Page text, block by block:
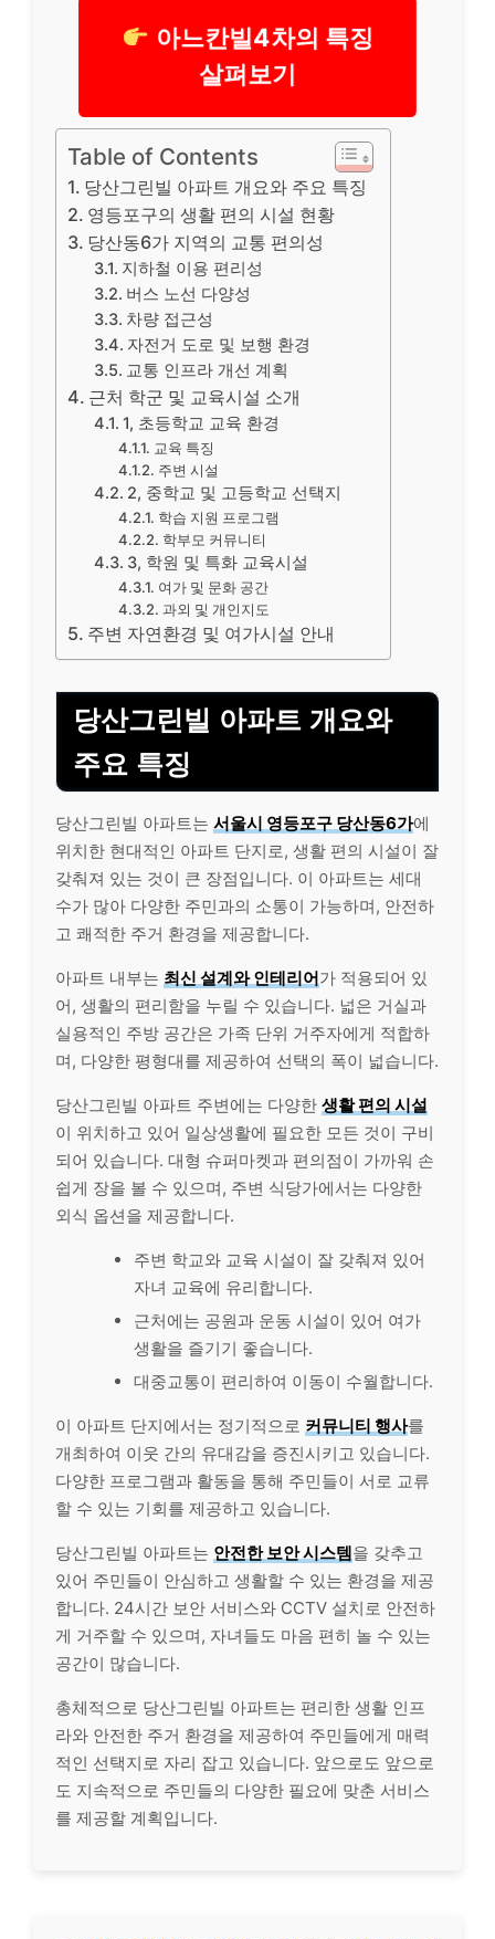
아느칸빌4차의 특징
살펴보기
Table of Contents
당산그린빌 아파트 개요와 주요 특징
영등포구의 생활 편의 시설 현황
당산동6가 지역의 교통 편의성
지하철 이용 편리성
버스 노선 다양성
차량 접근성
자전거 도로 및 보행 환경
교통 인프라 개선 계획
근처 학군 및 교육시설 소개
1, 초등학교 교육 환경
교육 특징
주변 시설
2, 중학교 및 고등학교 선택지
학습 지원 프로그램
학부모 커뮤니티
3, 학원 및 특화 교육시설
여가 및 문화 공간
과외 및 개인지도
주변 자연환경 및 여가시설 안내
당산그린빌 아파트 개요와
주요 특징
당산그린빌 아파트는 서울시 영등포구 당산동6가에
위치한 현대적인 아파트 단지로, 생활 편의 시설이 잘
갖춰져 있는 것이 큰 장점입니다. 이 아파트는 세대
수가 많아 다양한 주민과의 소통이 가능하며, 안전하
고 쾌적한 주거 환경을 제공합니다.
아파트 내부는 최신 설계와 인테리어가 적용되어 있
어, 생활의 편리함을 누릴 수 있습니다. 넓은 거실과
실용적인 주방 공간은 가족 단위 거주자에게 적합하
며, 다양한 평형대를 제공하여 선택의 폭이 넓습니다.
당산그린빌 아파트 주변에는 다양한 생활 편의 시설
이 위치하고 있어 일상생활에 필요한 모든 것이 구비
되어 있습니다. 대형 슈퍼마켓과 편의점이 가까워 손
쉽게 장을 볼 수 있으며, 주변 식당가에서는 다양한
외식 옵션을 제공합니다.
주변 학교와 교육 시설이 잘 갖춰져 있어
자녀 교육에 유리합니다.
근처에는 공원과 운동 시설이 있어 여가
생활을 즐기기 좋습니다.
대중교통이 편리하여 이동이 수월합니다.
이 아파트 단지에서는 정기적으로 커뮤니티 행사를
개최하여 이웃 간의 유대감을 증진시키고 있습니다.
다양한 프로그램과 활동을 통해 주민들이 서로 교류
할 수 있는 기회를 제공하고 있습니다.
당산그린빌 아파트는 안전한 보안 시스템을 갖추고
있어 주민들이 안심하고 생활할 수 있는 환경을 제공
합니다. 24시간 보안 서비스와 CCTV 설치로 안전하
게 거주할 수 있으며, 자녀들도 마음 편히 놀 수 있는
공간이 많습니다.
총체적으로 당산그린빌 아파트는 편리한 생활 인프
라와 안전한 주거 환경을 제공하여 주민들에게 매력
적인 선택지로 자리 잡고 있습니다. 앞으로도 앞으로
도 지속적으로 주민들의 다양한 필요에 맞춘 서비스
를 제공할 계획입니다.